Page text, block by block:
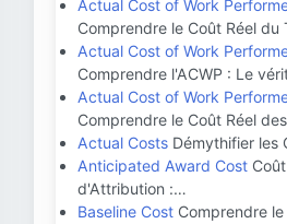
Actual Cost of Work
Comprendre le Coût Réel du
Actual Cost of Work
Comprendre l'ACWP : Le
Actual Cost of Work
Comprendre le Coût Réel
Actual Costs Démythifier les
Anticipated Award Cost
d'Attribution :…
Baseline Cost Comprendre